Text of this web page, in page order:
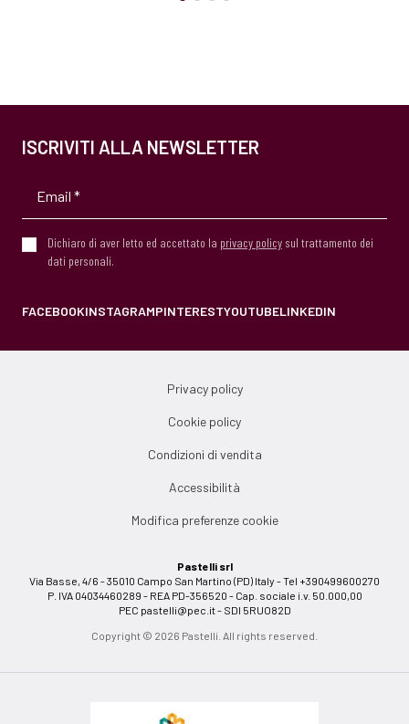
ISCRIVITI ALLA NEWSLETTER
Dichiaro di aver letto ed accettato la privacy policy sul trattamento dei
dati personali.
FACEBOOKINSTAGRAMPINTERESTYOUTUBELINKEDIN
Privacy policy
Cookie policy
Condizioni di vendita
Accessibilità
Modifica preferenze cookie
Pastelli srl
Via Basse, 4/6 - 35010 Campo San Martino (PD) Italy - Tel +390499600270
P. IVA 04034460289 - REA PD-356520 - Cap. sociale i.v. 50.000,00
PEC pastelli@pec.it- SDI 5RUO82D
Copyright © 2026 Pastelli. All rights reserved.